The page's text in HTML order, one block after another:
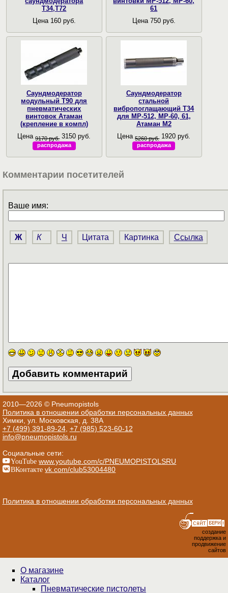
Т34,Т72
Цена 160 руб.
61
Цена 750 руб.
Саундмодератор
модульный T90 для
пневматических
винтовок Атаман
(крепление в компл)
Цена9170 руб. 3150 руб.
распродажа
Саундмодератор
стальной
вибропоглащающий T34
для МР-512, МР-60, 61,
Атаман М2
Цена5260 руб. 1920 руб.
распродажа
Комментарии посетителей
Ваше имя:
Ж К Ч Цитата Картинка Ссылка
2010—2026 © Pneumopistols
Политика в отношении обработки персональных данных
Химки, ул. Московская, д. 38А
+7 (499) 391-89-24, +7 (985) 523-60-12
info@pneumopistols.ru
Социальные сети:
YouTube www.youtube.com/c/PNEUMOPISTOLSRU
ВКонтакте vk.com/club53004480
Политика в отношении обработки персональных данных
создание
поддержка и
продвижение
сайтов
О магазине
Каталог
Пнев­ма­ти­чес­кие пистолеты